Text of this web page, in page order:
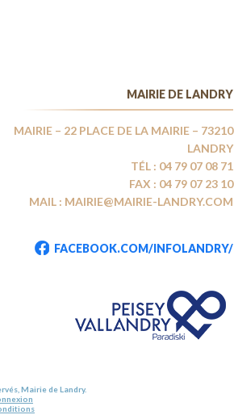
MAIRIE DE LANDRY
MAIRIE – 22 PLACE DE LA MAIRIE – 73210
LANDRY
TÉL : 04 79 07 08 71
FAX : 04 79 07 23 10
MAIL : MAIRIE@MAIRIE-LANDRY.COM
FACEBOOK.COM/INFOLANDRY/
Mairie de Landry.